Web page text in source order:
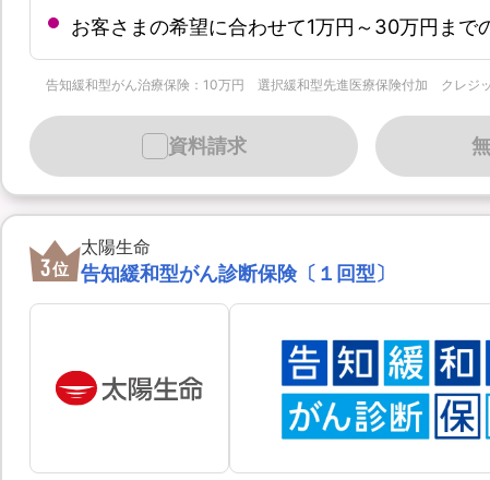
お客さまの希望に合わせて1万円～30万円まで
告知緩和型がん治療保険：10万円 選択緩和型先進医療保険付加 クレジ
資料請求
3位
太陽生命
告知緩和型がん診断保険〔１回型〕